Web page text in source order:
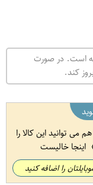
است. در صورت
کند.
می توانید این کالا را
اینجا خالیست
را اضافه کنید